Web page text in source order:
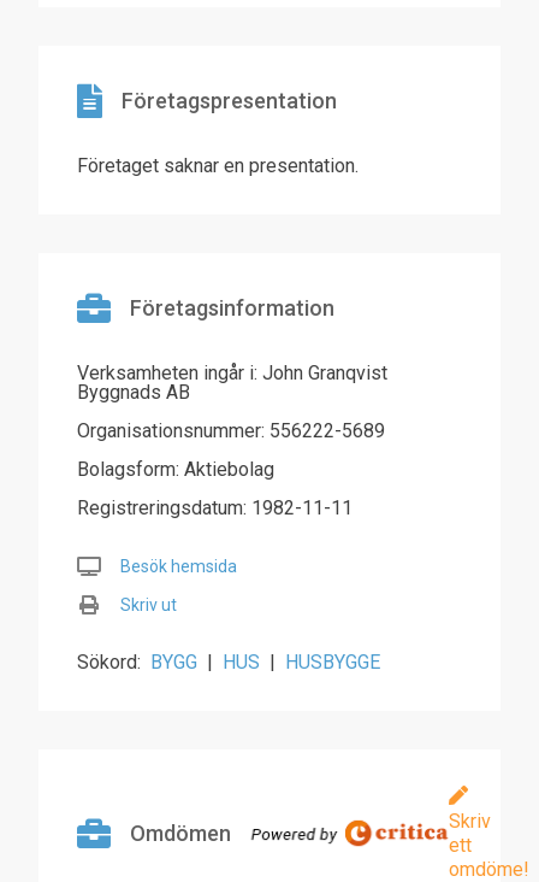
Företagspresentation
Företaget saknar en presentation.
Företagsinformation
Verksamheten ingår i: John Granqvist
Byggnads AB
Organisationsnummer: 556222-5689
Bolagsform: Aktiebolag
Registreringsdatum: 1982-11-11
Besök hemsida
Skriv ut
Sökord: BYGG | HUS | HUSBYGGE
Omdömen
Skriv
ett
omdöme!